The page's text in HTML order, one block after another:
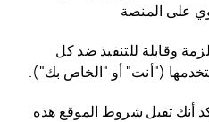
على المنصة
وقابلة للتنفيذ ضد كل
("أنت" أو "الخاص بك").
أنك تقبل شروط الموقع هذه